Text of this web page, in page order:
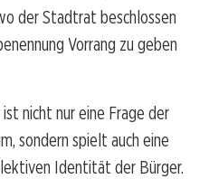
der Stadtrat beschlossen
Vorrang zu geben
nicht nur eine Frage der
sondern spielt auch eine
Identität der Bürger.